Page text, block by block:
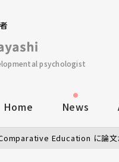
psychologist
Home News
Education に論文